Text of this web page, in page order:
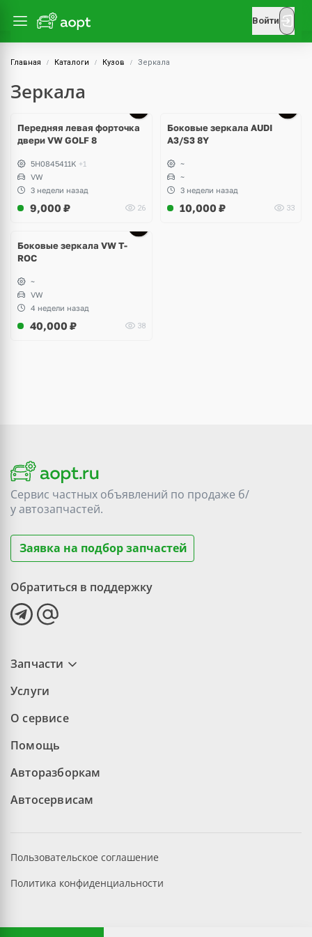
Войти
Главная Каталоги Кузов Зеркала
Зеркала
Передняя левая форточка
двери VW GOLF 8
5H0845411K +1
VW
3 недели назад
9,000 ₽ 26
Боковые зеркала AUDI
A3/S3 8Y
~
~
3 недели назад
10,000 ₽ 33
Боковые зеркала VW T-
ROC
~
VW
4 недели назад
40,000 ₽ 38
Сервис частных объявлений по продаже б/
уавтозапчастей.
Заявка на подбор запчастей
Обратиться в поддержку
Запчасти
Услуги
О сервисе
Помощь
Авторазборкам
Автосервисам
Пользовательское соглашение
Политика конфиденциальности